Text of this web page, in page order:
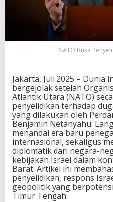
e
h
a
t
P
e
a
n
g
N
e
t
a
n
y
a
NATO Buka
Jakarta, Juli 2025 – Dunia
bergejolak setelah
Atlantik Utara (NATO)
penyelidikan terhadap
yang dilakukan oleh
Benjamin Netanyahu.
menandai era baru
internasional, sekaligus
diplomatik dari negara-
kebijakan Israel dalam
Barat. Artikel ini
penyelidikan, respons
geopolitik yang
Timur Tengah.